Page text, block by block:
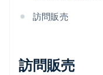
訪問販売
訪問販売